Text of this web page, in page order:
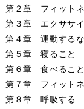
第２章 フィッ
第３章 エクササ
第４章 運動す
第５章 寝る
第６章 食べる
第７章 フィッ
第８章 呼吸する